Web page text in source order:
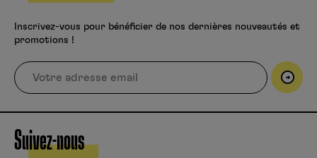
Inscrivez-vous pour bénéficier de nos dernières nouveautés et
promotions !
Suivez-nous